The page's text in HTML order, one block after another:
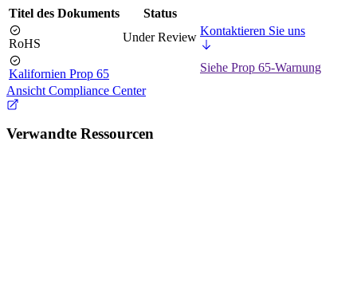
Titel des Dokuments Status
RoHS Under Review Kontaktieren Sie uns
Kalifornien Prop 65
Siehe Prop 65-Warnung
Ansicht Compliance Center
Verwandte Ressourcen